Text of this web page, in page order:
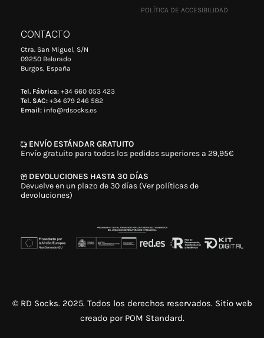
POLÍTICA DE ACCESIBILIDAD
CONTACTO
Ctra. San Miguel, S/N
09250 Belorado
Burgos, España
Tel. Fábrica: +34 660 053 423
Tel. SAC: +34 679 246 582
Email: info@rdsocks.es
ENVÍO ESTÁNDAR GRATUITO
Envío gratuito para todos los pedidos superiores a 29,95€
DEVOLUCIONES HASTA 30 DÍAS
Devuelve en un plazo de 30 días (Ver políticas de
devoluciones)
© RD Socks. 2025. Todos los derechos reservados. Sitio web
creado por POM Standard.